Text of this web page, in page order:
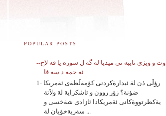
POPULAR POSTS
وت و ویژی تایبه تی میدیا له گه ل سوره یا فه لاح--
ئه حمه د سه فا
1- رؤلَى ذن لة ئيدارةكردنى كؤمةلَطةى ئةمريكا
ضؤنة؟ زؤر روون و ئاشكراية لة ولاَتة
يةكطرتووةكانى ئةمريكادا ئازادى شةخسى و
سةربةخؤيان لة ...